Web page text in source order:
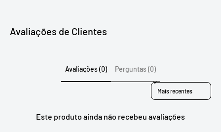
Avaliações de Clientes
Avaliações (0) Perguntas (0)
Sort reviews by
Este produto ainda não recebeu avaliações